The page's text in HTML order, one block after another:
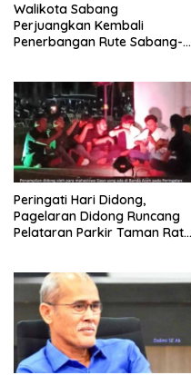
Walikota Sabang
Perjuangkan Kembali
Penerbangan Rute Sabang-
Peringati Hari Didong,
Pagelaran Didong Runcang
Pelataran Parkir Taman Ratu